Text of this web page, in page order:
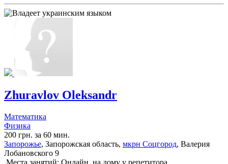
Zhuravlov Oleksandr
Математика
Физика
200 грн. за 60 мин.
Запорожье, Запорожская область, мкрн Соцгород, Валерия
Лобановского 9
Места занятий: Онлайн, на дому у репетитора